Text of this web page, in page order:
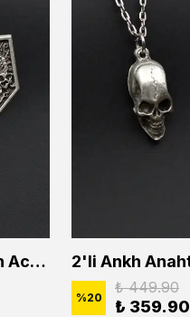
2'li Anime Attack On Titan Acrylic Maria Anime Naruto Erkek Kadın Kolye Seti
%20
₺ 449.90
₺ 359.90